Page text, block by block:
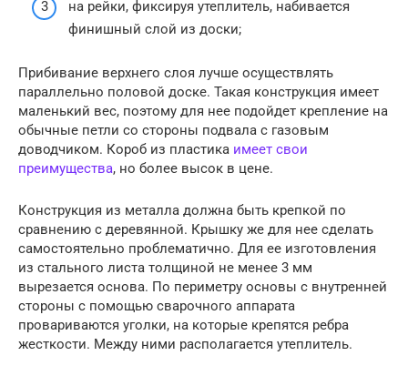
на рейки, фиксируя утеплитель, набивается
финишный слой из доски;
Прибивание верхнего слоя лучше осуществлять
параллельно половой доске. Такая конструкция имеет
маленький вес, поэтому для нее подойдет крепление на
обычные петли со стороны подвала с газовым
доводчиком. Короб из пластика имеет свои
преимущества, но более высок в цене.
Конструкция из металла должна быть крепкой по
сравнению с деревянной. Крышку же для нее сделать
самостоятельно проблематично. Для ее изготовления
из стального листа толщиной не менее 3 мм
вырезается основа. По периметру основы с внутренней
стороны с помощью сварочного аппарата
провариваются уголки, на которые крепятся ребра
жесткости. Между ними располагается утеплитель.